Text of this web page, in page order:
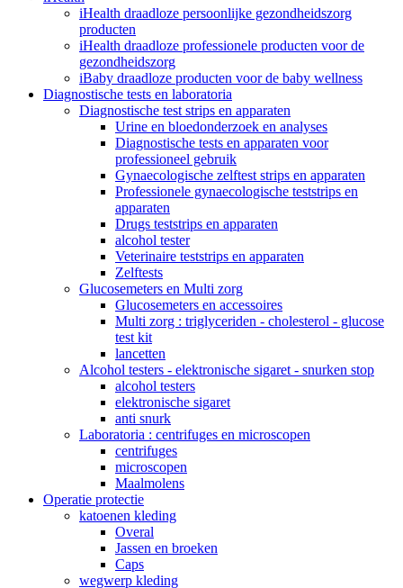
iHealth draadloze persoonlijke gezondheidszorg
producten
iHealth draadloze professionele producten voor de
gezondheidszorg
iBaby draadloze producten voor de baby wellness
Diagnostische tests en laboratoria
Diagnostische test strips en apparaten
Urine en bloedonderzoek en analyses
Diagnostische tests en apparaten voor
professioneel gebruik
Gynaecologische zelftest strips en apparaten
Professionele gynaecologische teststrips en
apparaten
Drugs teststrips en apparaten
alcohol tester
Veterinaire teststrips en apparaten
Zelftests
Glucosemeters en Multi zorg
Glucosemeters en accessoires
Multi zorg : triglyceriden - cholesterol - glucose
test kit
lancetten
Alcohol testers - elektronische sigaret - snurken stop
alcohol testers
elektronische sigaret
anti snurk
Laboratoria : centrifuges en microscopen
centrifuges
microscopen
Maalmolens
Operatie protectie
katoenen kleding
Overal
Jassen en broeken
Caps
wegwerp kleding